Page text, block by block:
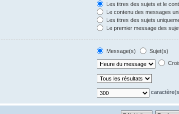
Les titres des sujets et le
Le contenu des messages
Les titres des sujets
Le premier message des
Message(s)
Sujet(s)